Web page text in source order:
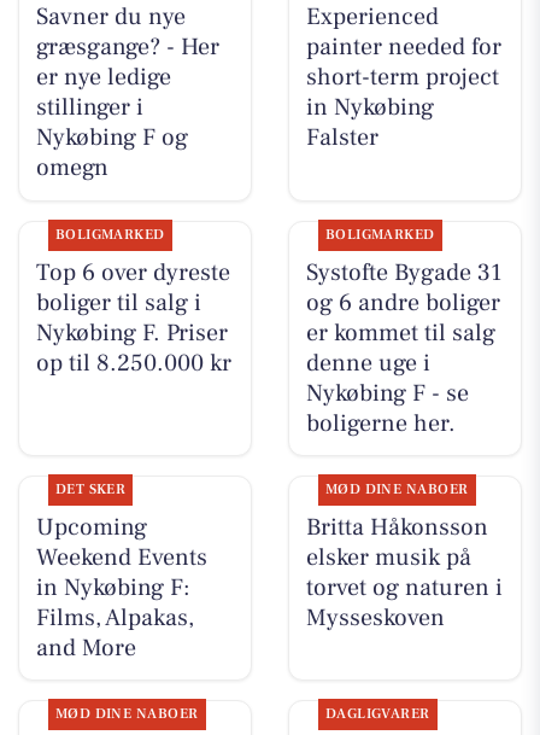
Savner du nye
græsgange? - Her
er nye ledige
stillinger i
Nykøbing F og
omegn
Experienced
painter needed for
short-term project
in Nykøbing
Falster
BOLIGMARKED
Top 6 over dyreste
boliger til salg i
Nykøbing F. Priser
op til 8.250.000 kr
BOLIGMARKED
Systofte Bygade 31
og 6 andre boliger
er kommet til salg
denne uge i
Nykøbing F - se
boligerne her.
DET SKER
Upcoming
Weekend Events
in Nykøbing F:
Films, Alpakas,
and More
MØD DINE NABOER
Britta Håkonsson
elsker musik på
torvet og naturen i
Mysseskoven
MØD DINE NABOER DAGLIGVARER